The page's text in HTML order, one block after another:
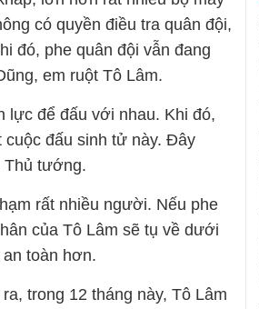
có quyền điều tra quân đội,
đó, phe quân đội vẫn đang
em ruột Tô Lâm.
lực để đấu với nhau. Khi đó,
cuộc đấu sinh tử này. Đây
Thủ tướng.
rất nhiều người. Nếu phe
của Tô Lâm sẽ tụ về dưới
toàn hơn.
trong 12 tháng này, Tô Lâm